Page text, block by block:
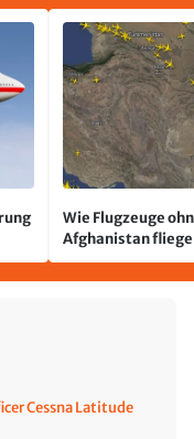
Wie Flugzeuge
Afghanistan
Cessna Latitude